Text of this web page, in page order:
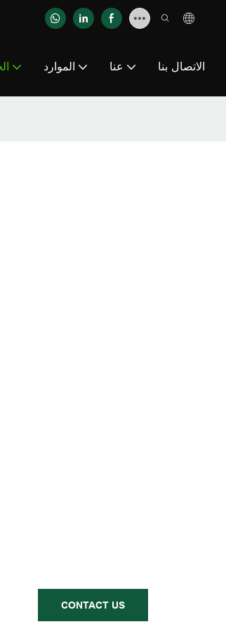
الموارد عنا الاتصال بنا
CONTACT US